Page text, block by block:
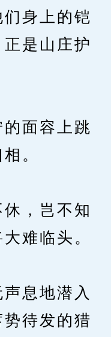
身上的铠
是山庄护
面容上跳
。
，岂不知
难临头。
息地潜入
待发的猎